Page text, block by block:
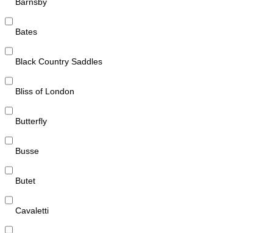
Bates
Black Country Saddles
Bliss of London
Butterfly
Busse
Butet
Cavaletti